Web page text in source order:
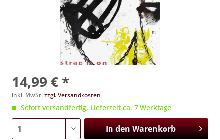
14,99 € *
inkl. MwSt.zzgl. Versandkosten
Sofort versandfertig, Lieferzeit ca. 7 Werktage
In denWarenkorb